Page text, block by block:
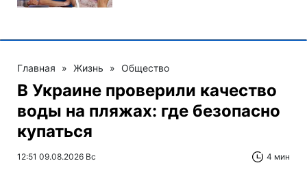
Главная » Жизнь » Общество
В Украине проверили качество
воды на пляжах: где безопасно
купаться
12:51 09.08.2026 Вс 4 мин